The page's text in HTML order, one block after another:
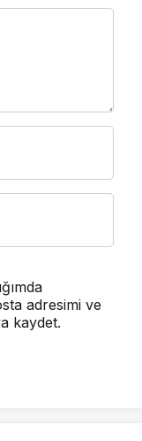
adresimi ve
kaydet.